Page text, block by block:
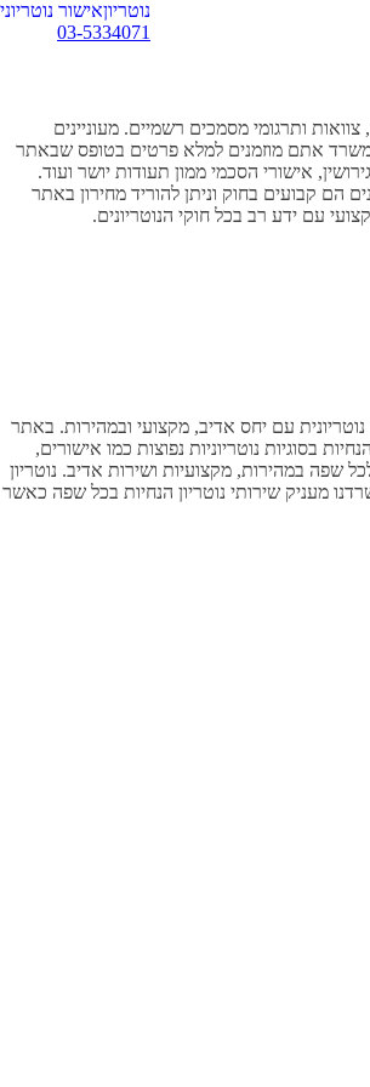
נוטריוןאישור נוטריוני
03-5334071
ותרגומי מסמכים רשמיים. מעוניינים
המשרד אתם מוזמנים למלא פרטים בטופס שבאתר
אישורי הסכמי ממון תעודות יושר ועוד.
הם קבועים בחוק וניתן להוריד מחירון באתר
עם ידע רב בכל חוקי הנוטריונים.
נוטריונית עם יחס אדיב, מקצועי ובמהירות. באתר
בסוגיות נוטריוניות נפוצות כמו אישורים,
שפה במהירות, מקצועיות ושירות אדיב. נוטריון
מעניק שירותי נוטריון הנחיות בכל שפה כאשר